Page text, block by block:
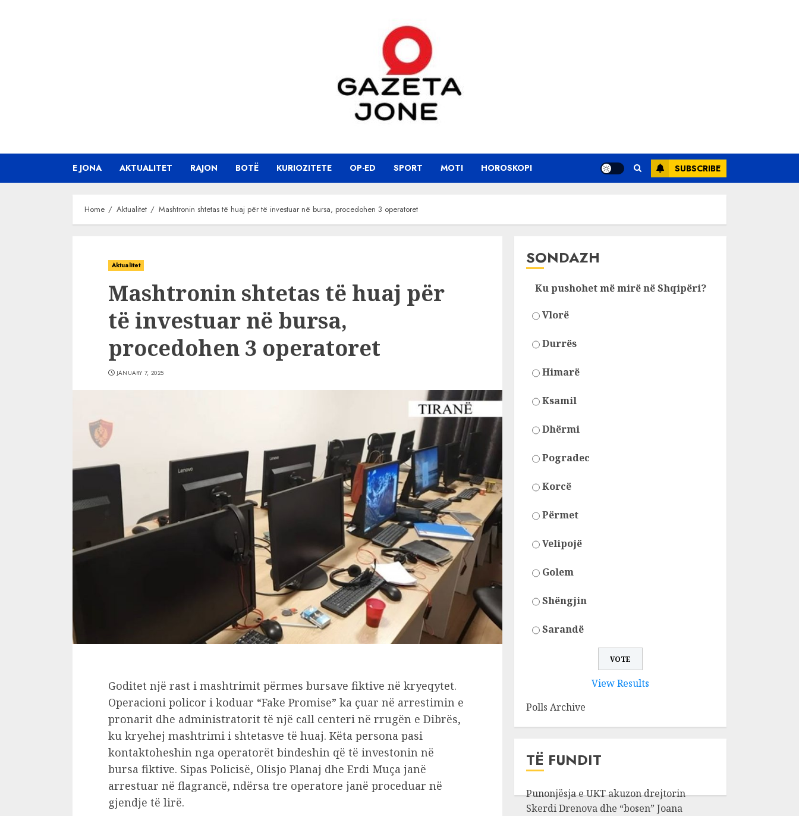
E JONA AKTUALITET RAJON BOTË KURIOZITETE OP-ED SPORT MOTI HOROSKOPI SUBSCRIBE
Home Aktualitet Mashtronin shtetas të huaj për të investuar në bursa, procedohen 3 operatoret
Aktualitet
Mashtronin shtetas të huaj për
të investuar në bursa,
procedohen 3 operatoret
JANUARY 7, 2025
Goditet një rast i mashtrimit përmes bursave fiktive në kryeqytet.
Operacioni policor i koduar “Fake Promise” ka çuar në arrestimin e
pronarit dhe administratorit të një call centeri në rrugën e Dibrës,
ku kryehej mashtrimi i shtetasve të huaj. Këta persona pasi
kontaktoheshin nga operatorët bindeshin që të investonin në
bursa fiktive. Sipas Policisë, Olisjo Planaj dhe Erdi Muça janë
arrestuar në flagrancë, ndërsa tre operatore janë proceduar në
gjendje të lirë.
SONDAZH
Ku pushohet më mirë në Shqipëri?
Vlorë
Durrës
Himarë
Ksamil
Dhërmi
Pogradec
Korcë
Përmet
Velipojë
Golem
Shëngjin
Sarandë
View Results
Polls Archive
TË FUNDIT
Punonjësja e UKT akuzon drejtorin
Skerdi Drenova dhe “bosen” Joana